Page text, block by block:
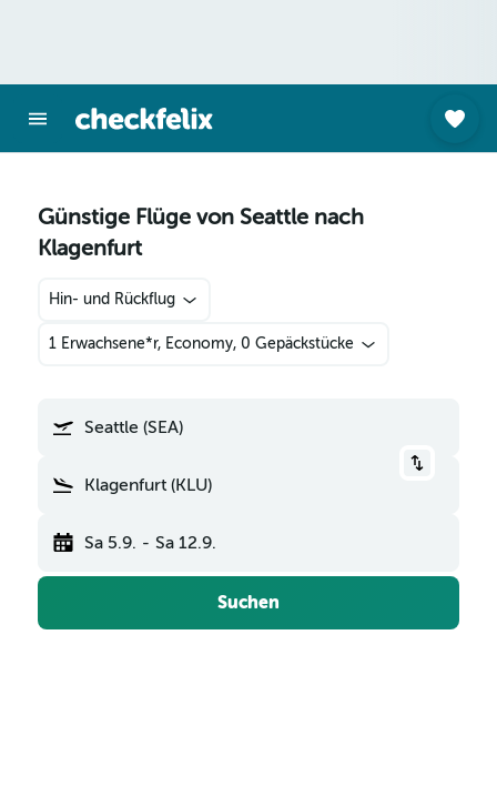
Günstige Flüge von Seattle nach
Klagenfurt
Hin- und Rückflug
1 Erwachsene*r, Economy, 0 Gepäckstücke
Seattle (SEA)
Klagenfurt (KLU)
Sa 5.9. - Sa 12.9.
Suchen